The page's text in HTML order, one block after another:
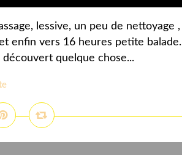
lessive, un peu de nettoyage ,
enfin vers 16 heures petite balade.
quelque chose...